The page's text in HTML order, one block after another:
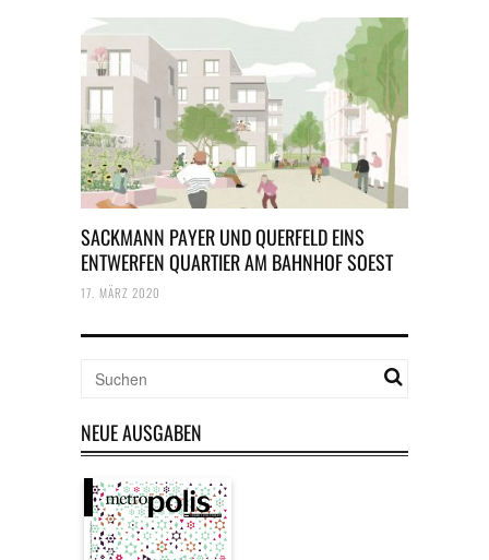
SACKMANN PAYER UND QUERFELD EINS
ENTWERFEN QUARTIER AM BAHNHOF SOEST
17. MÄRZ 2020
NEUE AUSGABEN